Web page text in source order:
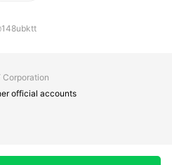
official accounts